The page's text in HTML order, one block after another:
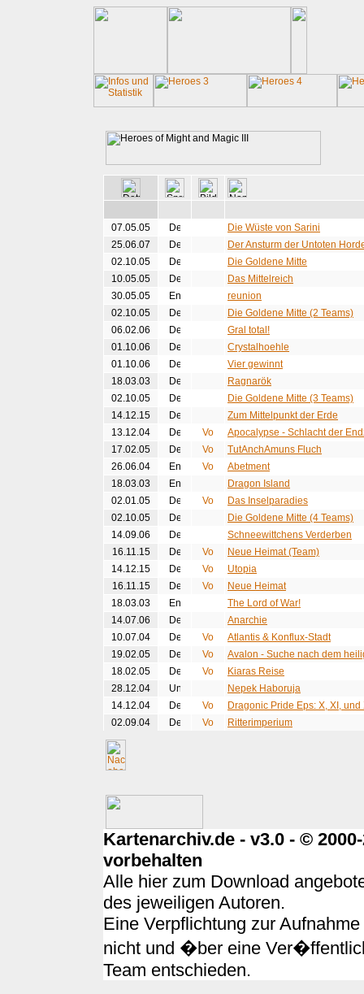
07.05.05
Die Wüste von Sarini
25.06.07
Der Ansturm der Untoten
02.10.05
Die Goldene Mitte
10.05.05
Das Mittelreich
30.05.05
reunion
02.10.05
Die Goldene Mitte (2 Teams)
06.02.06
Gral total!
01.10.06
Crystalhoehle
01.10.06
Vier gewinnt
18.03.03
Ragnarök
02.10.05
Die Goldene Mitte (3 Teams)
14.12.15
Zum Mittelpunkt der Erde
13.12.04
Apocalypse - Schlacht der
17.02.05
TutAnchAmuns Fluch
26.06.04
Abetment
18.03.03
Dragon Island
02.01.05
Das Inselparadies
02.10.05
Die Goldene Mitte (4 Teams)
14.09.06
Schneewittchens Verderben
16.11.15
Neue Heimat (Team)
14.12.15
Utopia
16.11.15
Neue Heimat
18.03.03
The Lord of War!
14.07.06
Anarchie
10.07.04
Atlantis & Konflux-Stadt
19.02.05
Avalon - Suche nach dem
18.02.05
Kiaras Reise
28.12.04
Nepek Haboruja
14.12.04
Dragonic Pride Eps: X, XI, und
02.09.04
Ritterimperium
Kartenarchiv.de - v3.0 - ©
vorbehalten
Alle hier zum Download
des jeweiligen Autoren.
Eine Verpflichtung zur
nicht und �ber eine
Team entschieden.